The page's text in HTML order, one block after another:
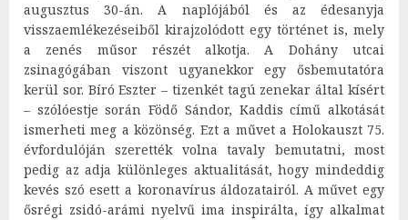
augusztus 30-án. A naplójából és az édesanyja
visszaemlékezéseiből kirajzolódott egy történet is, mely
a zenés műsor részét alkotja. A Dohány utcai
zsinagógában viszont ugyanekkor egy ősbemutatóra
kerül sor. Bíró Eszter – tizenkét tagú zenekar által kísért
– szólóestje során Födő Sándor, Kaddis című alkotását
ismerheti meg a közönség. Ezt a művet a Holokauszt 75.
évfordulóján szerették volna tavaly bemutatni, most
pedig az adja különleges aktualitását, hogy mindeddig
kevés szó esett a koronavírus áldozatairól. A művet egy
ősrégi zsidó-arámi nyelvű ima inspirálta, így alkalmat